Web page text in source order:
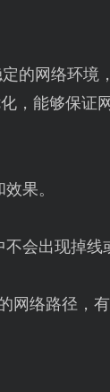
的网络环境
，能够保证
果。
会出现掉线
网络路径，